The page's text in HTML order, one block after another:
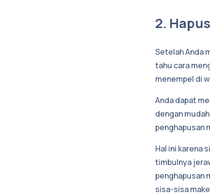
2.
Setelah Anda
tahu cara
menempel di
Anda dapat
dengan
penghapusan
Hal ini karena
timbulnya
penghapusan
sisa-sisa